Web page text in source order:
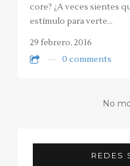
core? ¿A veces sientes
estímulo para verte…
29 febrero, 2016
0 comments
No
REDES